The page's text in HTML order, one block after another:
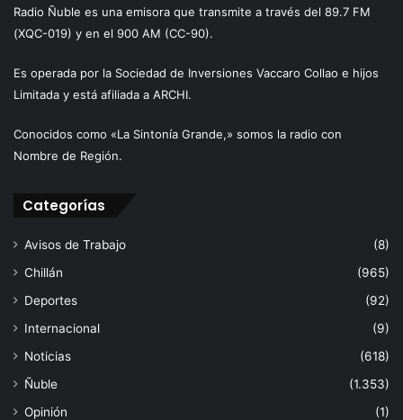
Radio Ñuble es una emisora que transmite a través del 89.7 FM
(XQC-019) y en el 900 AM (CC-90).
Es operada por la Sociedad de Inversiones Vaccaro Collao e hijos
Limitada y está afiliada a ARCHI.
Conocidos como «La Sintonía Grande,» somos la radio con
Nombre de Región.
Categorías
Avisos de Trabajo
(8)
Chillán
(965)
Deportes
(92)
Internacional
(9)
Noticias
(618)
Ñuble
(1.353)
Opinión
(1)